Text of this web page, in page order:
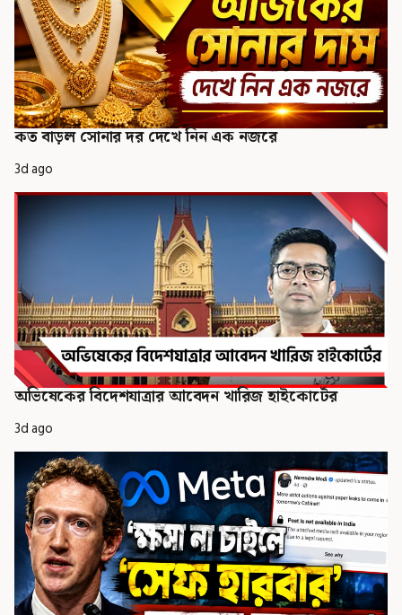
কত বাড়ল সোনার দর দেখে নিন এক নজরে
3d ago
অভিষেকের বিদেশযাত্রার আবেদন খারিজ হাইকোর্টের
3d ago